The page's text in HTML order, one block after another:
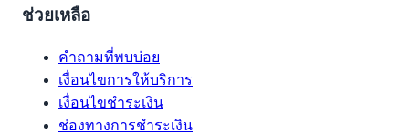
ช่วยเหลือ
คำถามที่พบบ่อย
เงื่อนไขการให้บริการ
เงื่อนไขชำระเงิน
ช่องทางการชำระเงิน